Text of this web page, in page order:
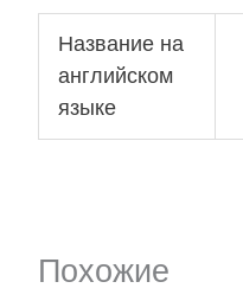
Название на
английском
языке
Похожие